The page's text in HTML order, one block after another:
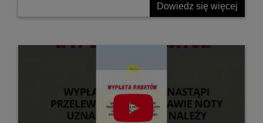
Dowiedz się więcej